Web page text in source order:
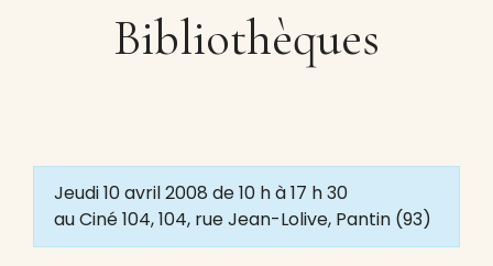
Bibliothèques
Jeudi 10 avril 2008 de 10 h à 17 h 30
au Ciné 104, 104, rue Jean-Lolive, Pantin (93)